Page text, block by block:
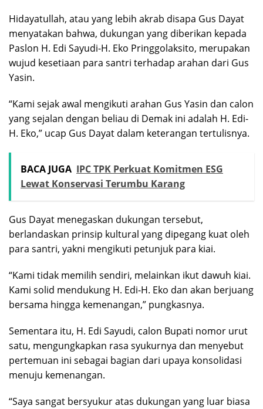
Hidayatullah, atau yang lebih akrab disapa Gus Dayat
menyatakan bahwa, dukungan yang diberikan kepada
Paslon H. Edi Sayudi-H. Eko Pringgolaksito, merupakan
wujud kesetiaan para santri terhadap arahan dari Gus
Yasin.
“Kami sejak awal mengikuti arahan Gus Yasin dan calon
yang sejalan dengan beliau di Demak ini adalah H. Edi-
H. Eko,” ucap Gus Dayat dalam keterangan tertulisnya.
BACA JUGA IPC TPK Perkuat Komitmen ESG
Lewat Konservasi Terumbu Karang
Gus Dayat menegaskan dukungan tersebut,
berlandaskan prinsip kultural yang dipegang kuat oleh
para santri, yakni mengikuti petunjuk para kiai.
“Kami tidak memilih sendiri, melainkan ikut dawuh kiai.
Kami solid mendukung H. Edi-H. Eko dan akan berjuang
bersama hingga kemenangan,” pungkasnya.
Sementara itu, H. Edi Sayudi, calon Bupati nomor urut
satu, mengungkapkan rasa syukurnya dan menyebut
pertemuan ini sebagai bagian dari upaya konsolidasi
menuju kemenangan.
“Saya sangat bersyukur atas dukungan yang luar biasa